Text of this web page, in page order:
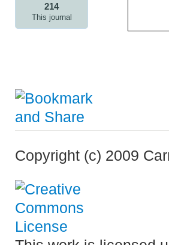
214
This journal
Copyright (c) 2009